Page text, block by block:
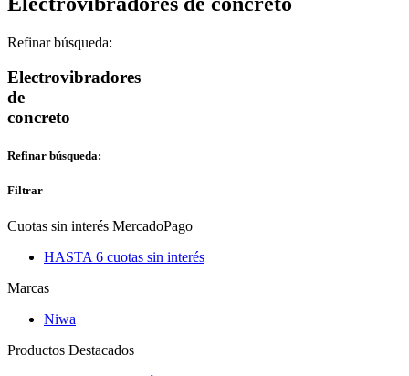
Refinar búsqueda:
Electrovibradores
de
concreto
Refinar búsqueda:
Filtrar
Cuotas sin interés MercadoPago
HASTA 6 cuotas sin interés
Marcas
Niwa
Productos Destacados